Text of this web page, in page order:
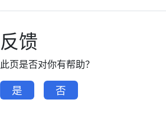
反馈
此页是否对你有帮助？
是 否